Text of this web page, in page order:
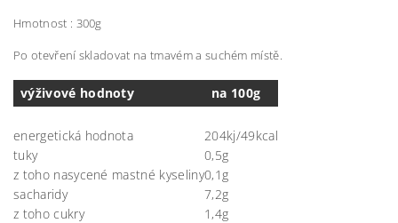
Hmotnost : 300g
Po otevření skladovat na tmavém a suchém místě.
výživové hodnoty na 100g
energetická hodnota
204kj/49kcal
tuky
0,5g
z toho nasycené mastné kyseliny0,1g
sacharidy
7,2g
z toho cukry
1,4g